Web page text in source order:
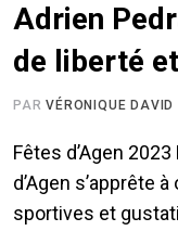
Adrien
de liberté
PARVÉRONIQUE DAVID
Fêtes d’Agen
d’Agen s’apprête
sportives et